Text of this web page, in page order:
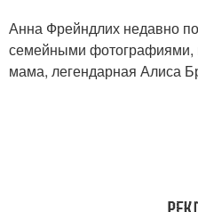
Анна Фрейндлих недавно
семейными фотографиями,
мама, легендарная Алиса